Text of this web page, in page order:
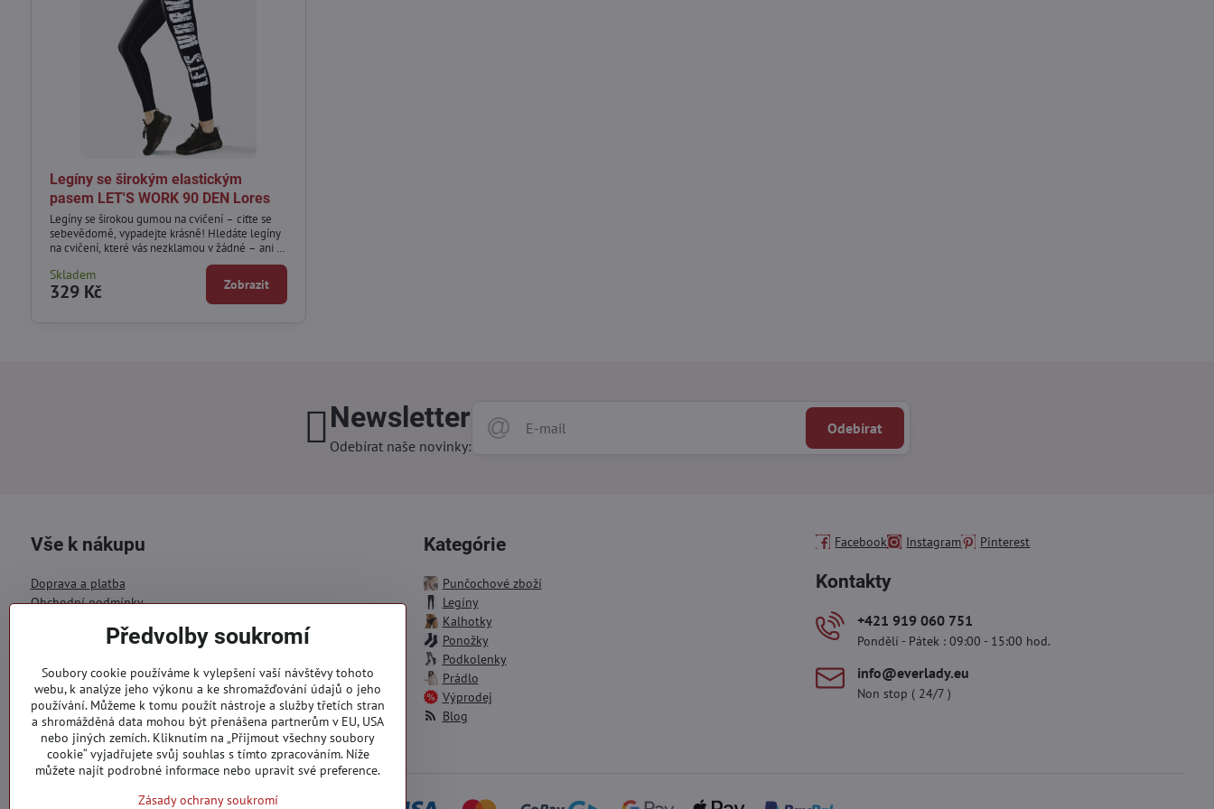
Legíny se širokým elastickým
pasem LET'S WORK 90 DEN Lores
Legíny se širokou gumou na cvičení – ciťte se
sebevědomě, vypadejte krásně! Hledáte legíny
na cvičení, které vás nezklamou v žádné – ani té
nejnáročnější – situaci? Pokud ano, elastické
legíny od Lores budou perfektní volbou!
Skladem
329 Kč Zobrazit
Newsletter
Odebírat naše novinky:
Odebírat
Vše k nákupu
Doprava a platba
Obchodní podmínky
Reklamační formulář
Objednávky
Stav objednávky
Kategórie
Punčochové zboží
Legíny
Kalhotky
Ponožky
Podkolenky
Prádlo
Výprodej
Blog
Facebook Instagram Pinterest
Kontakty
+421 919 060 751
Pondělí - Pátek : 09:00 - 15:00 hod.
info​@everlady​.eu
Non stop ( 24/7 )
Předvolby soukromí
Soubory cookie používáme k vylepšení vaší návštěvy tohoto
webu, k analýze jeho výkonu a ke shromažďování údajů o jeho
používání. Můžeme k tomu použít nástroje a služby třetích stran
a shromážděná data mohou být přenášena partnerům v EU, USA
nebo jiných zemích. Kliknutím na „Přijmout všechny soubory
cookie“ vyjadřujete svůj souhlas s tímto zpracováním. Níže
můžete najít podrobné informace nebo upravit své preference.
Zásady ochrany soukromí